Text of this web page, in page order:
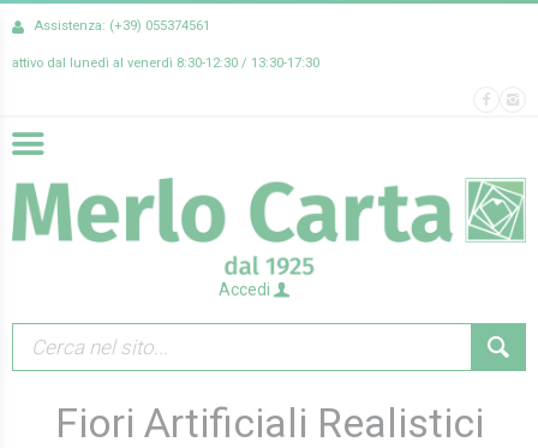
Assistenza: (+39) 055374561
attivo dal lunedì al venerdì 8:30-12:30 / 13:30-17:30
Accedi
Fiori Artificiali Realistici